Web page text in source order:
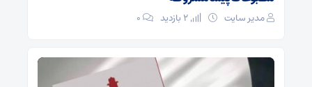
مدیر سایت ۰